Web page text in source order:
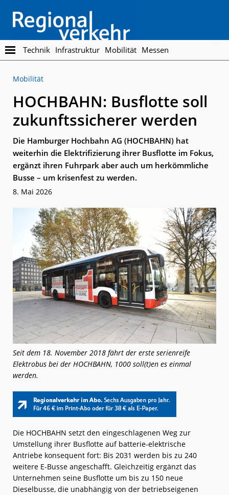
main
content
footer
Regionalverkehr
Die
Fachzeitschrift
den
Personennahverkehr
Technik Infrastruktur Mobilität Messen
Mobilität
HOCHBAHN: Busflotte soll
zukunftssicherer werden
Die Hamburger Hochbahn AG (HOCHBAHN) hat
weiterhin die Elektrifizierung ihrer Busflotte im Fokus,
ergänzt ihren Fuhrpark aber auch um herkömmliche
Busse – um krisenfest zu werden.
8. Mai 2026
Seit dem 18. November 2018 fährt der erste serienreife
Elektrobus bei der HOCHBAHN, 1000 soll(t)en es einmal
werden.
Die HOCHBAHN setzt den eingeschlagenen Weg zur
Umstellung ihrer Busflotte auf batterie-elektrische
Antriebe konsequent fort: Bis 2031 werden bis zu 240
weitere E-Busse angeschafft. Gleichzeitig ergänzt das
Unternehmen seine Busflotte um bis zu 150 neue
Dieselbusse, die unabhängig von der betriebseigenen